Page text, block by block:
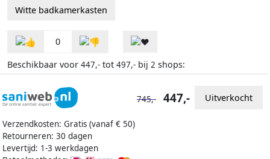
Witte badkamerkasten
0
Beschikbaar voor 447,- tot 497,- bij 2 shops:
Verzendkosten: Gratis (vanaf € 50)
Retourneren: 30 dagen
Levertijd: 1-3 werkdagen
745,- 447,- Uitverkocht